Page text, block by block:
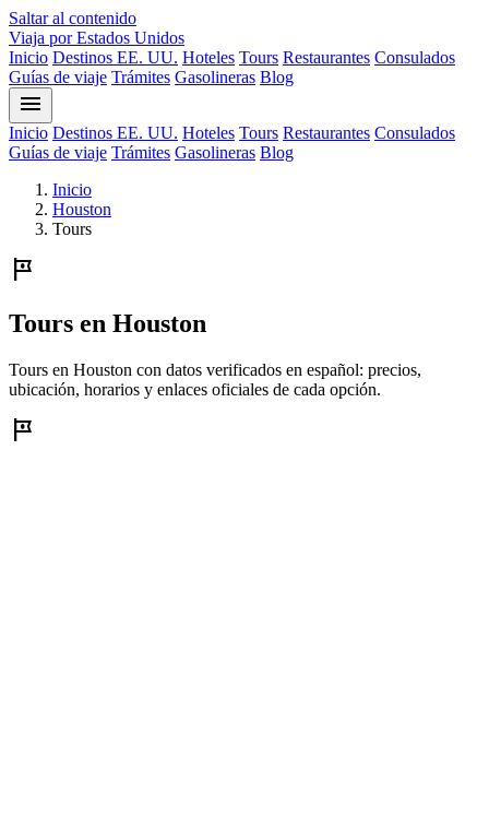
Saltar al contenido
Viaja por Estados Unidos
Inicio Destinos EE. UU. Hoteles Tours Restaurantes Consulados
Guías de viaje Trámites Gasolineras Blog
menu
Inicio Destinos EE. UU. Hoteles Tours Restaurantes Consulados
Guías de viaje Trámites Gasolineras Blog
Inicio
Houston
Tours
tour
Tours en Houston
Tours en Houston con datos verificados en español: precios,
ubicación, horarios y enlaces oficiales de cada opción.
tour